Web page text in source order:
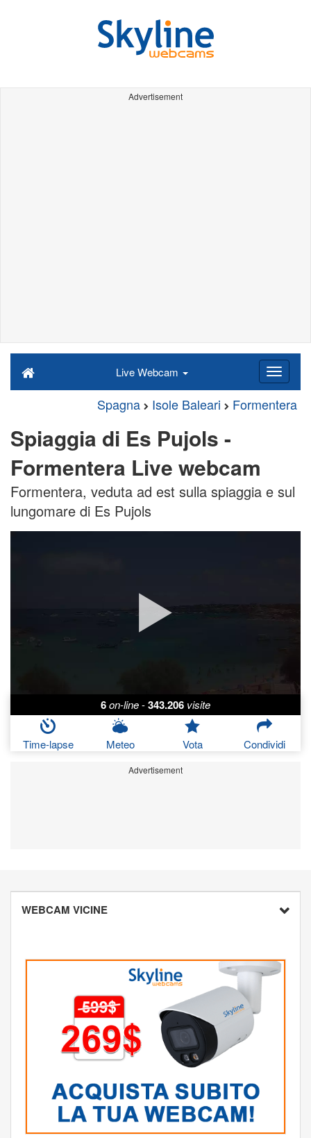
Advertisement
Live Webcam
Spagna Isole Baleari Formentera
Spiaggia di Es Pujols -
Formentera Live webcam
Formentera, veduta ad est sulla spiaggia e sul
lungomare di Es Pujols
6on-line-343.206 visite
Time-lapse Meteo Vota Condividi
Advertisement
WEBCAM VICINE